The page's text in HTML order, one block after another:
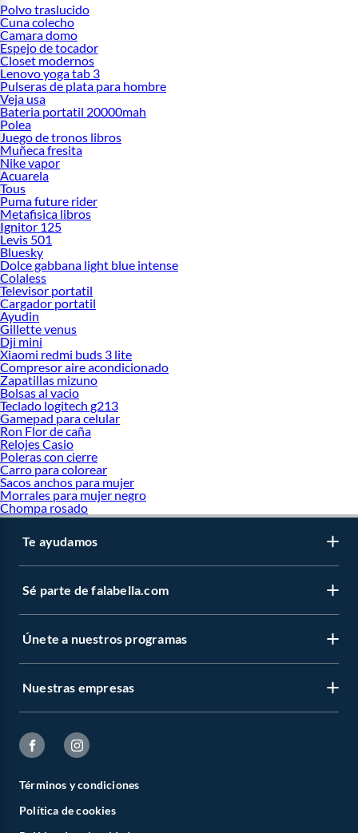
Polvo traslucido
Cuna colecho
Camara domo
Espejo de tocador
Closet modernos
Lenovo yoga tab 3
Pulseras de plata para hombre
Veja usa
Bateria portatil 20000mah
Polea
Juego de tronos libros
Muñeca fresita
Nike vapor
Acuarela
Tous
Puma future rider
Metafisica libros
Ignitor 125
Levis 501
Bluesky
Dolce gabbana light blue intense
Colaless
Televisor portatil
Cargador portatil
Ayudin
Gillette venus
Dji mini
Xiaomi redmi buds 3 lite
Compresor aire acondicionado
Zapatillas mizuno
Bolsas al vacio
Teclado logitech g213
Gamepad para celular
Ron Flor de caña
Relojes Casio
Poleras con cierre
Carro para colorear
Sacos anchos para mujer
Morrales para mujer negro
Chompa rosado
Te ayudamos
Sé parte de falabella.com
Únete a nuestros programas
Nuestras empresas
Términos y condiciones
Política de cookies